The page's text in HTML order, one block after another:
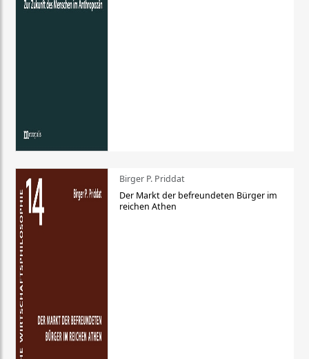
Birger P. Priddat
Der Markt der befreundeten Bürger im
reichen Athen